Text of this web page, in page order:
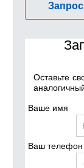
Оставьте
Ваше имя
Ваш телефон